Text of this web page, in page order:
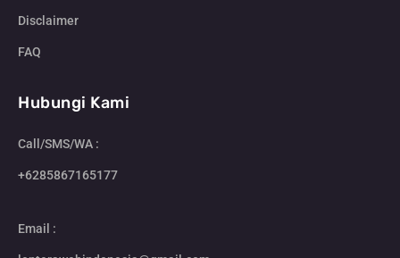
Disclaimer
FAQ
Hubungi Kami
Call/SMS/WA :
+6285867165177
Email :